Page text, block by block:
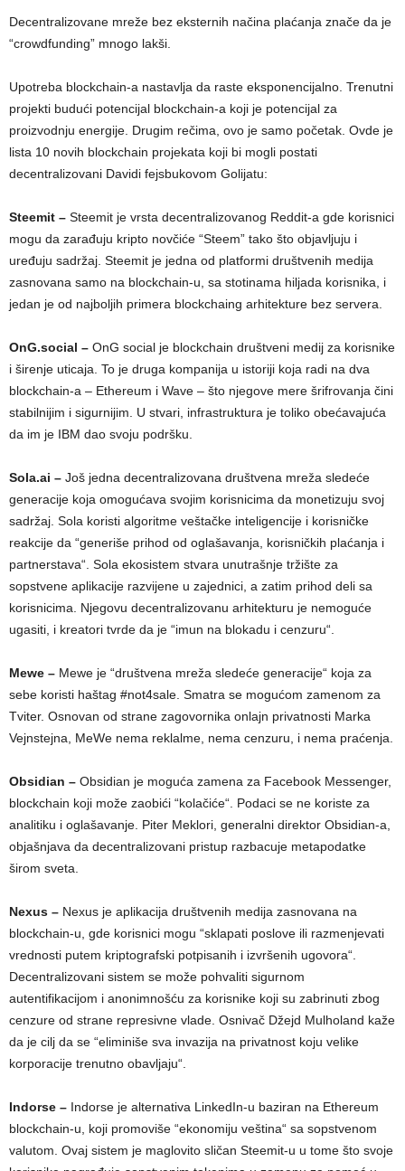
Decentralizovane mreže bez eksternih načina plaćanja znače da je
“crowdfunding” mnogo lakši.
Upotreba blockchain-a nastavlja da raste eksponencijalno. Trenutni
projekti budući potencijal blockchain-a koji je potencijal za
proizvodnju energije. Drugim rečima, ovo je samo početak. Ovde je
lista 10 novih blockchain projekata koji bi mogli postati
decentralizovani Davidi fejsbukovom Golijatu:
Steemit – Steemit je vrsta decentralizovanog Reddit-a gde korisnici
mogu da zarađuju kripto novčiće “Steem” tako što objavljuju i
uređuju sadržaj. Steemit je jedna od platformi društvenih medija
zasnovana samo na blockchain-u, sa stotinama hiljada korisnika, i
jedan je od najboljih primera blockchaing arhitekture bez servera.
OnG.social – OnG social je blockchain društveni medij za korisnike
i širenje uticaja. To je druga kompanija u istoriji koja radi na dva
blockchain-a – Ethereum i Wave – što njegove mere šrifrovanja čini
stabilnijim i sigurnijim. U stvari, infrastruktura je toliko obećavajuća
da im je IBM dao svoju podršku.
Sola.ai – Još jedna decentralizovana društvena mreža sledeće
generacije koja omogućava svojim korisnicima da monetizuju svoj
sadržaj. Sola koristi algoritme veštačke inteligencije i korisničke
reakcije da “generiše prihod od oglašavanja, korisničkih plaćanja i
partnerstava“. Sola ekosistem stvara unutrašnje tržište za
sopstvene aplikacije razvijene u zajednici, a zatim prihod deli sa
korisnicima. Njegovu decentralizovanu arhitekturu je nemoguće
ugasiti, i kreatori tvrde da je “imun na blokadu i cenzuru“.
Mewe – Mewe je “društvena mreža sledeće generacije“ koja za
sebe koristi haštag #not4sale. Smatra se mogućom zamenom za
Tviter. Osnovan od strane zagovornika onlajn privatnosti Marka
Vejnstejna, MeWe nema reklalme, nema cenzuru, i nema praćenja.
Obsidian – Obsidian je moguća zamena za Facebook Messenger,
blockchain koji može zaobići “kolačiće“. Podaci se ne koriste za
analitiku i oglašavanje. Piter Meklori, generalni direktor Obsidian-a,
objašnjava da decentralizovani pristup razbacuje metapodatke
širom sveta.
Nexus – Nexus je aplikacija društvenih medija zasnovana na
blockchain-u, gde korisnici mogu “sklapati poslove ili razmenjevati
vrednosti putem kriptografski potpisanih i izvršenih ugovora“.
Decentralizovani sistem se može pohvaliti sigurnom
autentifikacijom i anonimnošću za korisnike koji su zabrinuti zbog
cenzure od strane represivne vlade. Osnivač Džejd Mulholand kaže
da je cilj da se “eliminiše sva invazija na privatnost koju velike
korporacije trenutno obavljaju“.
Indorse – Indorse je alternativa LinkedIn-u baziran na Ethereum
blockchain-u, koji promoviše “ekonomiju veština“ sa sopstvenom
valutom. Ovaj sistem je maglovito sličan Steemit-u u tome što svoje